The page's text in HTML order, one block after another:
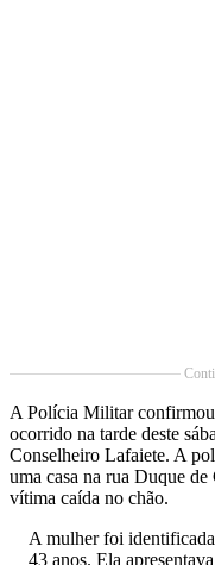
A Polícia Militar
ocorrido na tarde deste
Conselheiro Lafaiete. A
uma casa na rua Duque
vítima caída no chão.
A mulher foi
43 anos. Ela